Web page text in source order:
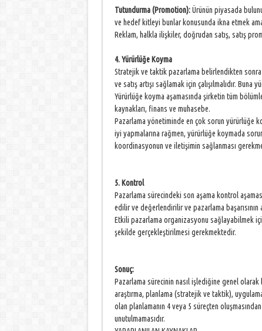
Tutundurma (Promotion):Ürünün piyasada
ve hedef kitleyi bunlar konusunda ikna etmek
Reklam, halkla ilişkiler, doğrudan satış, satış
4. Yürürlüğe Koyma
Stratejik ve taktik pazarlama belirlendikten sonra
ve satış artışı sağlamak için çalışılmalıdır. Buna
Yürürlüğe koyma aşamasında şirketin tüm
kaynakları, finans ve muhasebe.
Pazarlama yönetiminde en çok sorun yürürlüğe
iyi yapmalarına rağmen, yürürlüğe koymada
koordinasyonun ve iletişimin sağlanması
5. Kontrol
Pazarlama sürecindeki son aşama kontrol
edilir ve değerlendirilir ve pazarlama başarısının
Etkili pazarlama organizasyonu sağlayabilmek
şekilde gerçekleştirilmesi gerekmektedir.
Sonuç:
Pazarlama sürecinin nasıl işlediğine genel olarak
araştırma, planlama (stratejik ve taktik),
olan planlamanın 4 veya 5 süreçten
unutulmamasıdır.